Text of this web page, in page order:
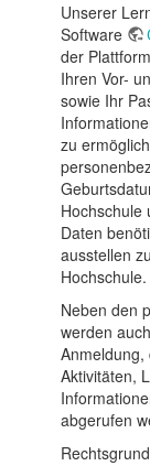
Unserer
Software
der
Ihren Vor-
sowie Ihr
zu
Hochschule
Daten
ausstellen
Hochschule.
Neben den
werden
Anmeldung,
Aktivitäten,
abgerufen